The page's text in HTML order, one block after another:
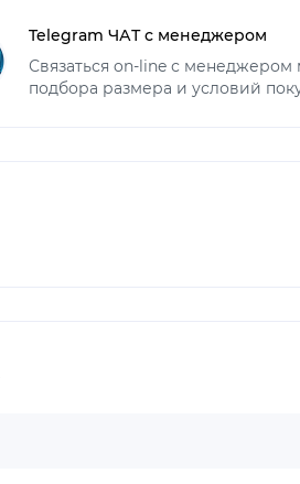
Telegram ЧАТ с менеджером
Связаться on-line с менеджером
подбора размера и условий